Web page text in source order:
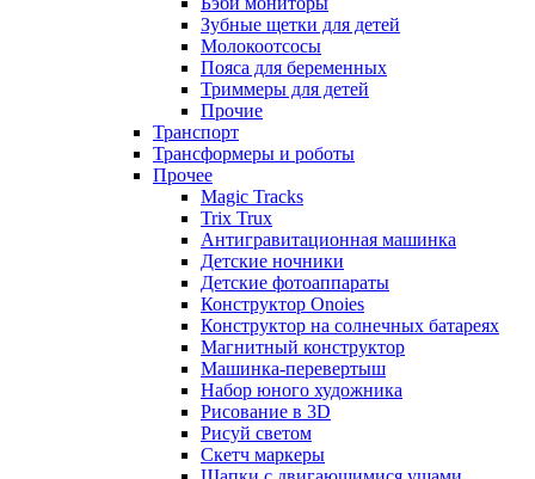
Зубные щетки для детей
Молокоотсосы
Пояса для беременных
Триммеры для детей
Прочие
Транспорт
Трансформеры и роботы
Прочее
Magic Tracks
Trix Trux
Антигравитационная машинка
Детские ночники
Детские фотоаппараты
Конструктор Onoies
Конструктор на солнечных батареях
Магнитный конструктор
Машинка-перевертыш
Набор юного художника
Рисование в 3D
Рисуй светом
Скетч маркеры